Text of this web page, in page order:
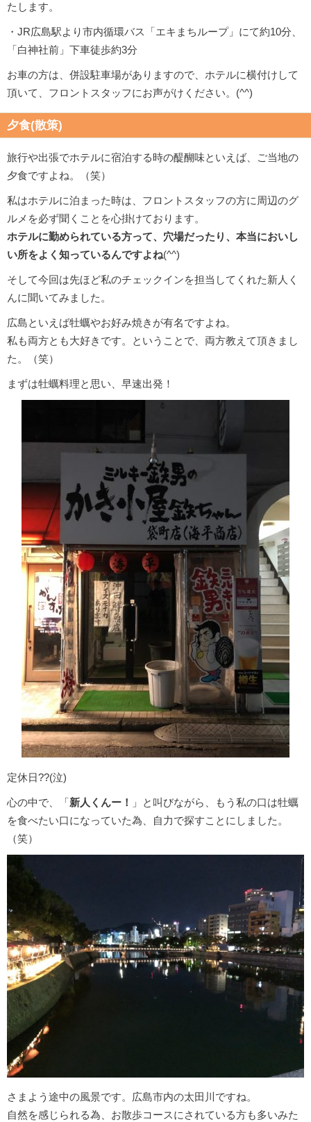
たします。
・JR広島駅より市内循環バス「エキまちループ」にて約10分、
「白神社前」下車徒歩約3分
お車の方は、併設駐車場がありますので、ホテルに横付けして
頂いて、フロントスタッフにお声がけください。(^^)
夕食(散策)
旅行や出張でホテルに宿泊する時の醍醐味といえば、ご当地の
夕食ですよね。（笑）
私はホテルに泊まった時は、フロントスタッフの方に周辺のグ
ルメを必ず聞くことを心掛けております。
ホテルに勤められている方って、穴場だったり、本当においし
い所をよく知っているんですよね(^^)
そして今回は先ほど私のチェックインを担当してくれた新人く
んに聞いてみました。
広島といえば牡蠣やお好み焼きが有名ですよね。
私も両方とも大好きです。ということで、両方教えて頂きまし
た。（笑）
まずは牡蠣料理と思い、早速出発！
定休日??(泣)
心の中で、「新人くんー！
」と叫びながら、もう私の口は牡蠣
を食べたい口になっていた為、自力で探すことにしました。
（笑）
さまよう途中の風景です。広島市内の太田川ですね。
自然を感じられる為、お散歩コースにされている方も多いみた